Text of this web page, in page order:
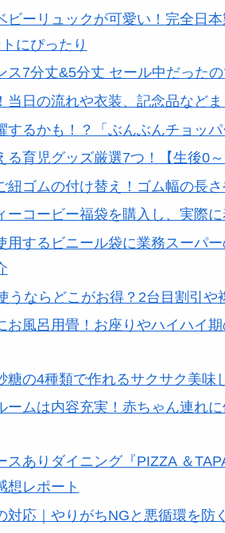
ビーリュックが可愛い！完全日
にぴったり
ス7分丈&5分丈 セール中だったの
当日の流れや衣装、記念品など
するかも！？「ぶんぶんチョッ
育児グッズ厳選7つ！【生後0～
紐ゴムの付け替え！ゴム幅の長
コービー福袋を購入し、実際に
用するビニール袋に業務スーパ
うならどこがお得？2台目割引
お風呂用畳！お座りやハイハイ
糖の4種類で作れるサクサク美味
ムは内容充実！赤ちゃん連れ
スありダイニング『PIZZA ＆
想レポート
対応｜やりがちNGと悪循環を防